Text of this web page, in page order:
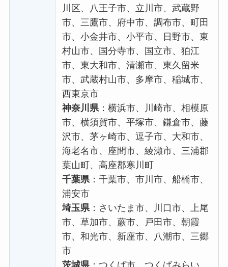
川区、八王子市、立川市、武蔵野
市、三鷹市、府中市、調布市、町田
市、小金井市、小平市、日野市、東
村山市、国分寺市、国立市、狛江
市、東大和市、清瀬市、東久留米
市、武蔵村山市、多摩市、稲城市、
西東京市
神奈川県：横浜市、川崎市、相模原
市、横須賀市、平塚市、鎌倉市、藤
沢市、茅ヶ崎市、逗子市、大和市、
海老名市、座間市、綾瀬市、三浦郡
葉山町、高座郡寒川町
千葉県：千葉市、市川市、船橋市、
浦安市
埼玉県：さいたま市、川口市、上尾
市、草加市、蕨市、戸田市、朝霞
市、和光市、新座市、八潮市、三郷
市